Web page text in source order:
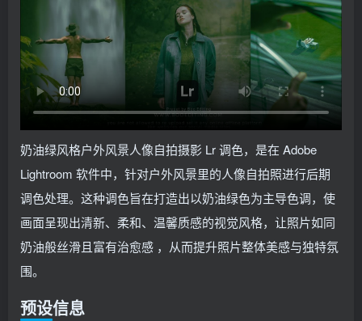
奶油绿风格户外风景人像自拍摄影 Lr 调色，是在 Adobe
Lightroom 软件中，针对户外风景里的人像自拍照进行后期
调色处理。这种调色旨在打造出以奶油绿色为主导色调，使
画面呈现出清新、柔和、温馨质感的视觉风格，让照片如同
奶油般丝滑且富有治愈感 ，从而提升照片整体美感与独特氛
围。
预设信息